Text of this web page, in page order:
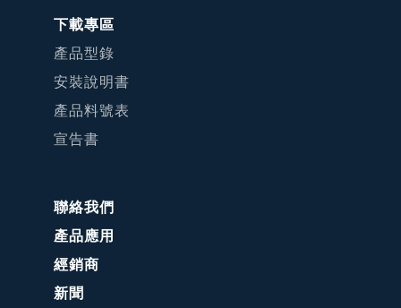
下載專區
產品型錄
安裝說明書
產品料號表
宣告書
聯絡我們
產品應用
經銷商
新聞